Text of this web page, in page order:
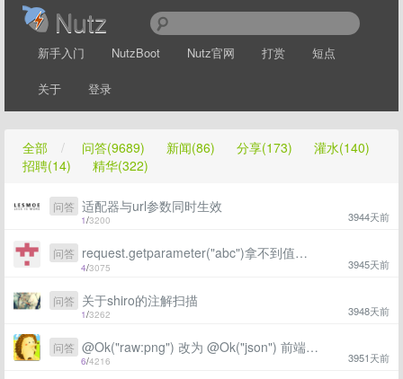
Nutz
新手入门 NutzBoot Nutz官网 打赏 短点
关于 登录
全部 / 问答(9689) 新闻(86) 分享(173)
灌水(140)
招聘(14)
精华(322)
1/3200 3944天前
问答 适配器与url参数同时生效
4/3075 3945天前
问答 request.getparameter("abc")拿不到值直接写在入口方法里的string abc有值
1/3262 3948天前
问答 关于shiro的注解扫描
6/4216 3951天前
问答 @Ok("raw:png") 改为 @Ok("json") 前端怎么获得json图片？